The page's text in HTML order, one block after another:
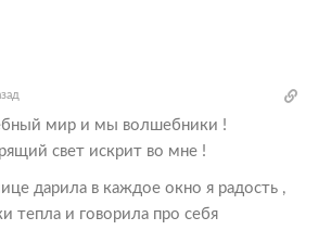
мир и мы волшебники !
свет искрит во мне !
дарила в каждое окно я радость ,
тепла и говорила про себя